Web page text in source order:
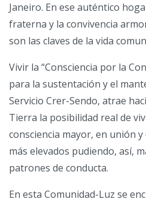
Janeiro. En ese auténtico
fraterna y la convivencia
son las claves de la vida
Vivir la “Consciencia por la
para la sustentación y el
Servicio Crer-Sendo, atrae
Tierra la posibilidad real de
consciencia mayor, en unión
más elevados pudiendo, así,
patrones de conducta.
En esta Comunidad-Luz se